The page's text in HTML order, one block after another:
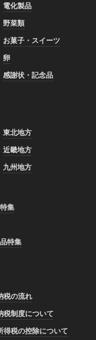
電化製品
野菜類
お菓子・スイーツ
卵
感謝状・記念品
東北地方
近畿地方
九州地方
集
特集
税の流れ
税制度について
得税の控除について